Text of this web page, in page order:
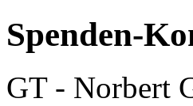
Spenden-
GT - Norbert